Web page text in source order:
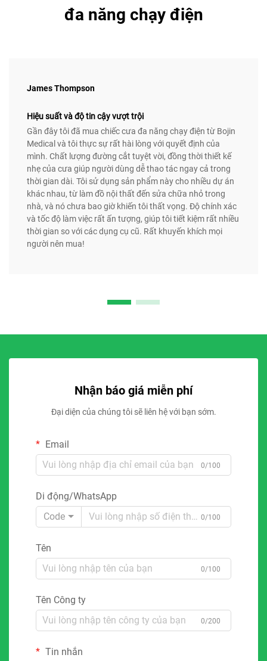
đa năng chạy điện
James Thompson
Hiệu suất và độ tin cậy vượt trội
Gần đây tôi đã mua chiếc cưa đa năng chạy điện từ Bojin
Medical và tôi thực sự rất hài lòng với quyết định của
mình. Chất lượng đường cắt tuyệt vời, đồng thời thiết kế
nhẹ của cưa giúp người dùng dễ thao tác ngay cả trong
thời gian dài. Tôi sử dụng sản phẩm này cho nhiều dự án
khác nhau, từ làm đồ nội thất đến sửa chữa nhỏ trong
nhà, và nó chưa bao giờ khiến tôi thất vọng. Độ chính xác
và tốc độ làm việc rất ấn tượng, giúp tôi tiết kiệm rất nhiều
thời gian so với các dụng cụ cũ. Rất khuyến khích mọi
người nên mua!
Nhận báo giá miễn phí
Đại diện của chúng tôi sẽ liên hệ với bạn sớm.
Email
0/100
Di động/WhatsApp
Code
0/100
Tên
0/100
Tên Công ty
0/200
Tin nhắn